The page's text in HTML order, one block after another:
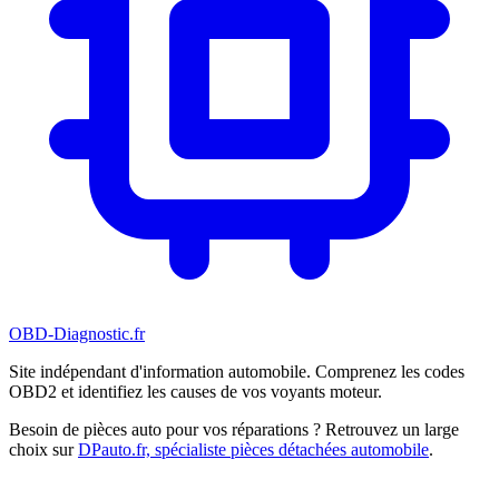
OBD-Diagnostic.fr
Site indépendant d'information automobile. Comprenez les codes
OBD2 et identifiez les causes de vos voyants moteur.
Besoin de pièces auto pour vos réparations ? Retrouvez un large
choix sur DPauto.fr, spécialiste pièces détachées automobile.